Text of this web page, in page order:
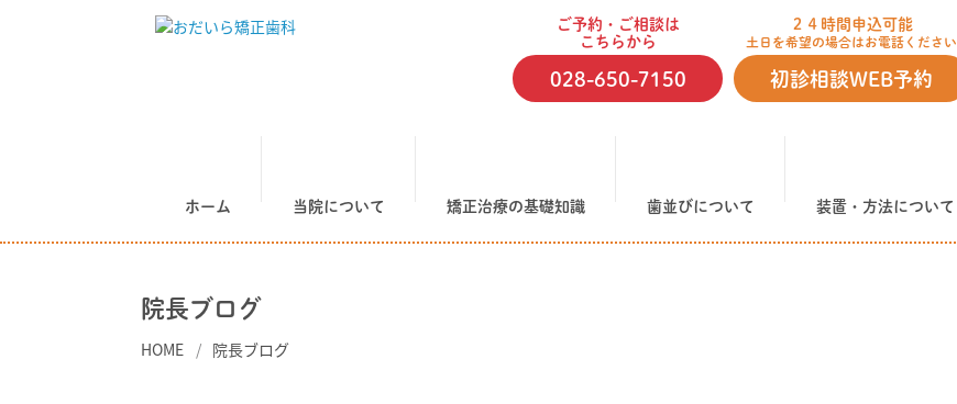
ご予約・ご相談は
こちらから
028-650-7150
２４時間申込可能
土日を希望の場合はお電話ください
初診相談WEB予約
ホーム 当院について 矯正治療の基礎知識 歯並びについて 装置・方法について
院長ブログ
HOME 院長ブログ